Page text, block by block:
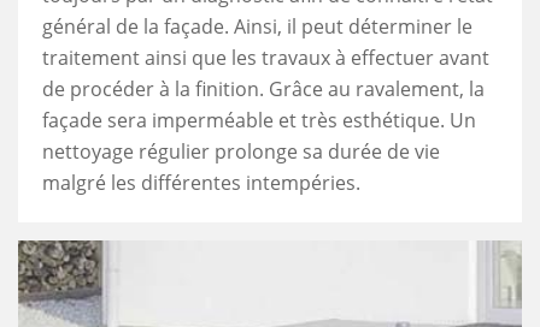
général de la façade. Ainsi, il peut déterminer le
traitement ainsi que les travaux à effectuer avant
de procéder à la finition. Grâce au ravalement, la
façade sera imperméable et très esthétique. Un
nettoyage régulier prolonge sa durée de vie
malgré les différentes intempéries.